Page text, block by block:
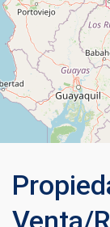
Venta/